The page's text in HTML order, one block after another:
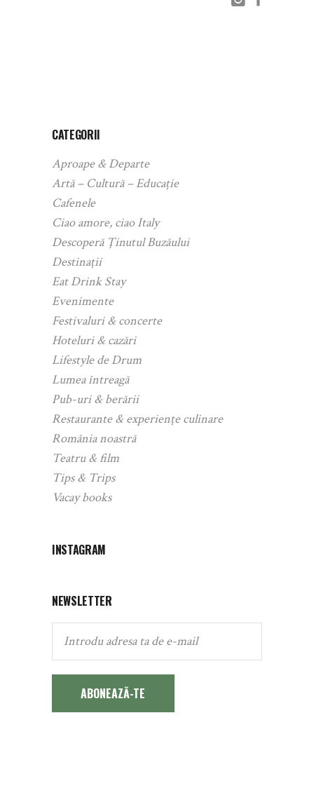
CATEGORII
Aproape & Departe
Artă – Cultură – Educație
Cafenele
Ciao amore, ciao Italy
Descoperă Ținutul Buzăului
Destinații
Eat Drink Stay
Evenimente
Festivaluri & concerte
Hoteluri & cazări
Lifestyle de Drum
Lumea întreagă
Pub-uri & berării
Restaurante & experiențe culinare
România noastră
Teatru & film
Tips & Trips
Vacay books
INSTAGRAM
NEWSLETTER
ABONEAZĂ-TE